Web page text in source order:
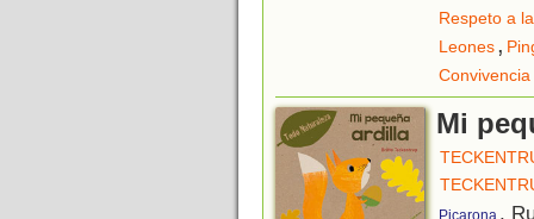
Respeto a
Leones,
Convivencia
Mi
,